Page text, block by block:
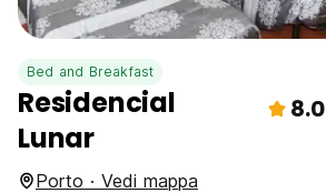
Bed and Breakfast
Residencial
Lunar
8.0
Porto · Vedi mappa